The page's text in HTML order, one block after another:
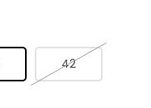
42